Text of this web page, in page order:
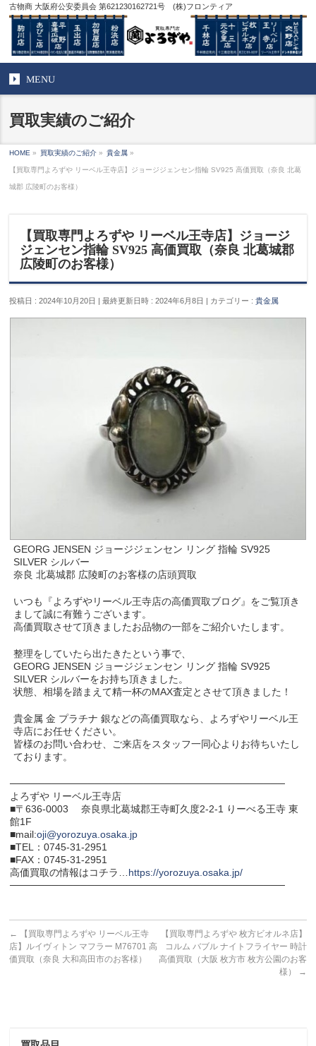
古物商 大阪府公安委員会 第621230162721号 (株)フロンティア
MENU
買取実績のご紹介
HOME » 買取実績のご紹介 » 貴金属 »
【買取専門よろずや リーベル王寺店】ジョージジェンセン指輪 SV925 高価買取（奈良 北葛
城郡 広陵町のお客様）
【買取専門よろずや リーベル王寺店】ジョージ
ジェンセン指輪 SV925 高価買取（奈良 北葛城郡
広陵町のお客様）
投稿日 : 2024年10月20日 最終更新日時 : 2024年6月8日 カテゴリー :貴金属
GEORG JENSEN ジョージジェンセン リング 指輪 SV925
SILVER シルバー
奈良 北葛城郡 広陵町のお客様の店頭買取
いつも『よろずやリーベル王寺店の高価買取ブログ』をご覧頂き
まして誠に有難うございます。
高価買取させて頂きましたお品物の一部をご紹介いたします。
整理をしていたら出たきたという事で、
GEORG JENSEN ジョージジェンセン リング 指輪 SV925
SILVER シルバーをお持ち頂きました。
状態、相場を踏まえて精一杯のMAX査定とさせて頂きました！
貴金属 金 プラチナ 銀などの高価買取なら、よろずやリーベル王
寺店にお任せください。
皆様のお問い合わせ、ご来店をスタッフ一同心よりお待ちいたし
ております。
───────────────────────────────────────
よろずや リーベル王寺店
■〒636-0003 奈良県北葛城郡王寺町久度2-2-1 りーべる王寺 東
館1F
■mail:oji@yorozuya.osaka.jp
■TEL：0745-31-2951
■FAX：0745-31-2951
高価買取の情報はコチラ… https://yorozuya.osaka.jp/
───────────────────────────────────────
←
【買取専門よろずや リーベル王寺
店】ルイヴィトン マフラー M76701 高
価買取（奈良 大和高田市のお客様）
【買取専門よろずや 枚方ビオルネ店】
コルム バブル ナイトフライヤー 時計
高価買取（大阪 枚方市 枚方公園のお客
様）
→